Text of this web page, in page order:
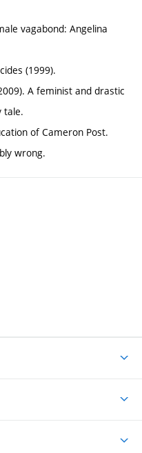
vagabond: Angelina
(1999).
A feminist and drastic
tale.
of Cameron Post.
wrong.